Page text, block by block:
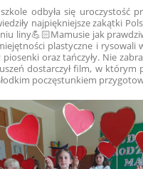
odbyła się uroczystość
najpiękniejsze zakątki
liny💪🏻Mamusie jak
plastyczne i rysowali
oraz tańczyły. Nie
dostarczył film, w którym
poczęstunkiem